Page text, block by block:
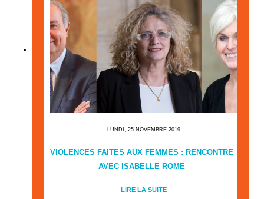
LUNDI, 25 NOVEMBRE 2019
VIOLENCES FAITES AUX FEMMES : RENCONTRE
AVEC ISABELLE ROME
LIRE LA SUITE